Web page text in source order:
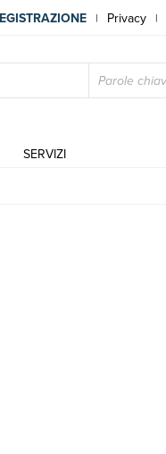
| Privacy |
SERVIZI
Vallely Paul